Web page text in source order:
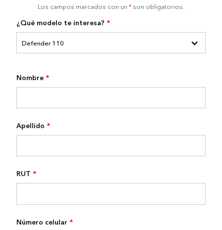
Los campos marcados con un * son obligatorios.
¿Qué modelo te interesa? *
Nombre *
Apellido *
RUT *
Número celular *